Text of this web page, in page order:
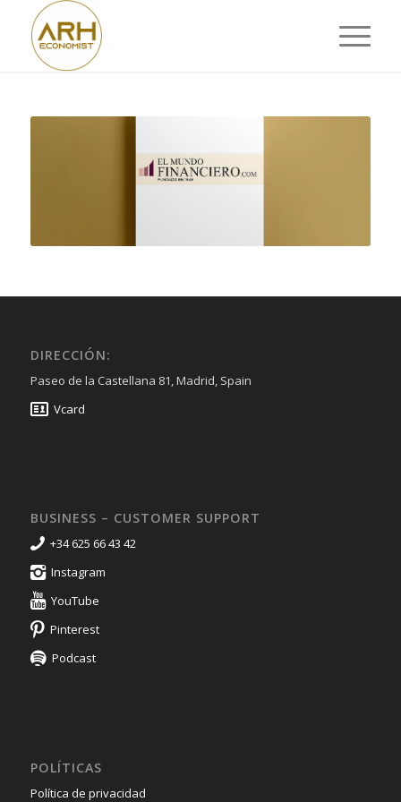
DIRECCIÓN:
Paseo de la Castellana 81, Madrid, Spain
Vcard
BUSINESS – CUSTOMER SUPPORT
+34 625 66 43 42
Instagram
YouTube
Pinterest
Podcast
POLÍTICAS
Política de privacidad